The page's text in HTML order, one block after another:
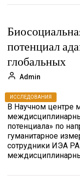
потенциал
глобальных
Admin
ИССЛЕДОВАНИЯ
В Научном центре
потенциала» по
гуманитарное
сотрудники ИЭА